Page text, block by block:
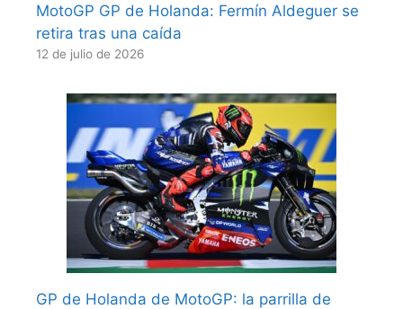
MotoGP GP de Holanda: Fermín Aldeguer se
retira tras una caída
12 de julio de 2026
GP de Holanda de MotoGP: la parrilla de